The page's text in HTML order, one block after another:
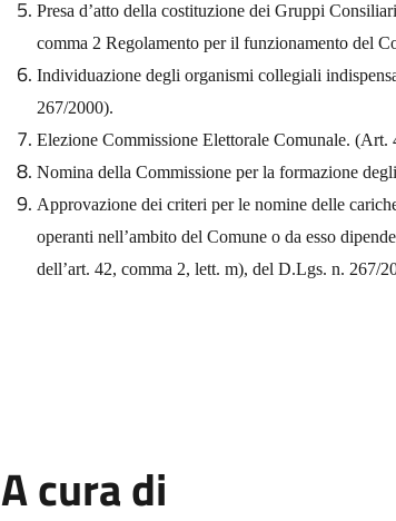
Presa d’atto della costituzione dei Gruppi
comma 2 Regolamento per il funzionamento del
Individuazione degli organismi collegiali
267/2000).
Elezione Commissione Elettorale Comunale.
Nomina della Commissione per la formazione
Approvazione dei criteri per le nomine delle
operanti nell’ambito del Comune o da esso
dell’art. 42, comma 2, lett. m), del D.Lgs. n. 267/
A cura di